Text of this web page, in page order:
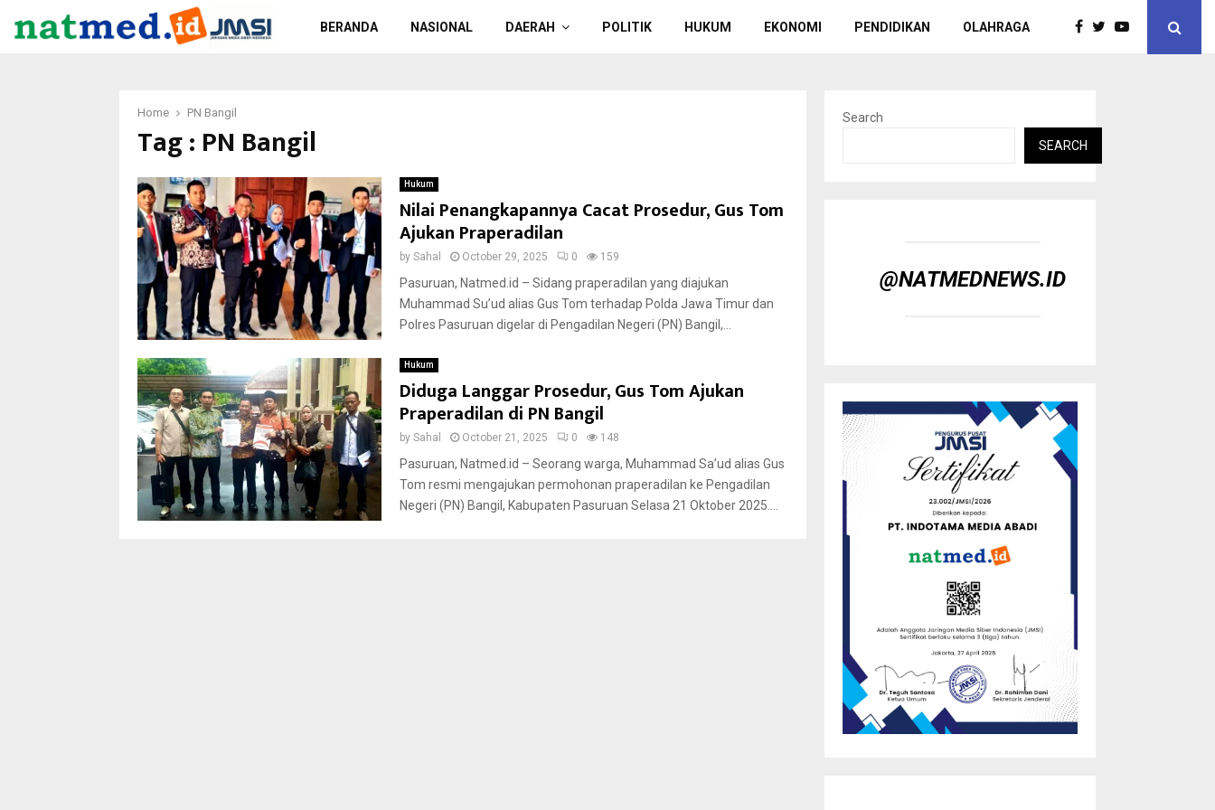
BERANDA NASIONAL DAERAH POLITIK HUKUM EKONOMI PENDIDIKAN OLAHRAGA
Home PN Bangil
Tag : PN Bangil
Hukum
Nilai Penangkapannya Cacat Prosedur, Gus Tom
Ajukan Praperadilan
by Sahal October 29, 2025 0 159
Pasuruan, Natmed.id – Sidang praperadilan yang diajukan
Muhammad Su’ud alias Gus Tom terhadap Polda Jawa Timur dan
Polres Pasuruan digelar di Pengadilan Negeri (PN) Bangil,...
Hukum
Diduga Langgar Prosedur, Gus Tom Ajukan
Praperadilan di PN Bangil
by Sahal October 21, 2025 0 148
Pasuruan, Natmed.id – Seorang warga, Muhammad Sa’ud alias Gus
Tom resmi mengajukan permohonan praperadilan ke Pengadilan
Negeri (PN) Bangil, Kabupaten Pasuruan Selasa 21 Oktober 2025....
Search
SEARCH
@NATMEDNEWS.ID